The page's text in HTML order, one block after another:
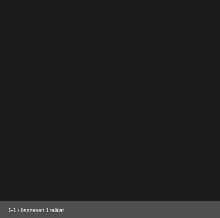
1-1 / összesen 1 találat